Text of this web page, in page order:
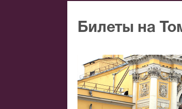
Билеты на